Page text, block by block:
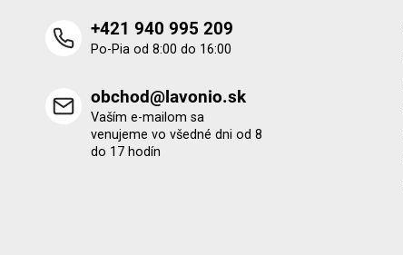
+421 940 995 209
Po-Pia od 8:00 do 16:00
obchod@lavonio.sk
Vaším e-mailom sa
venujeme vo všedné dni od 8
do 17 hodín